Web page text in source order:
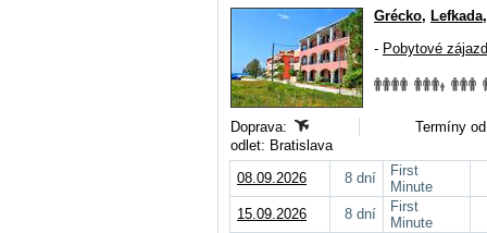
Grécko, Lefkada
- Pobytové
Doprava:
Termíny
odlet: Bratislava
08.09.2026
8 dní
First
Minute
15.09.2026
8 dní
First
Minute